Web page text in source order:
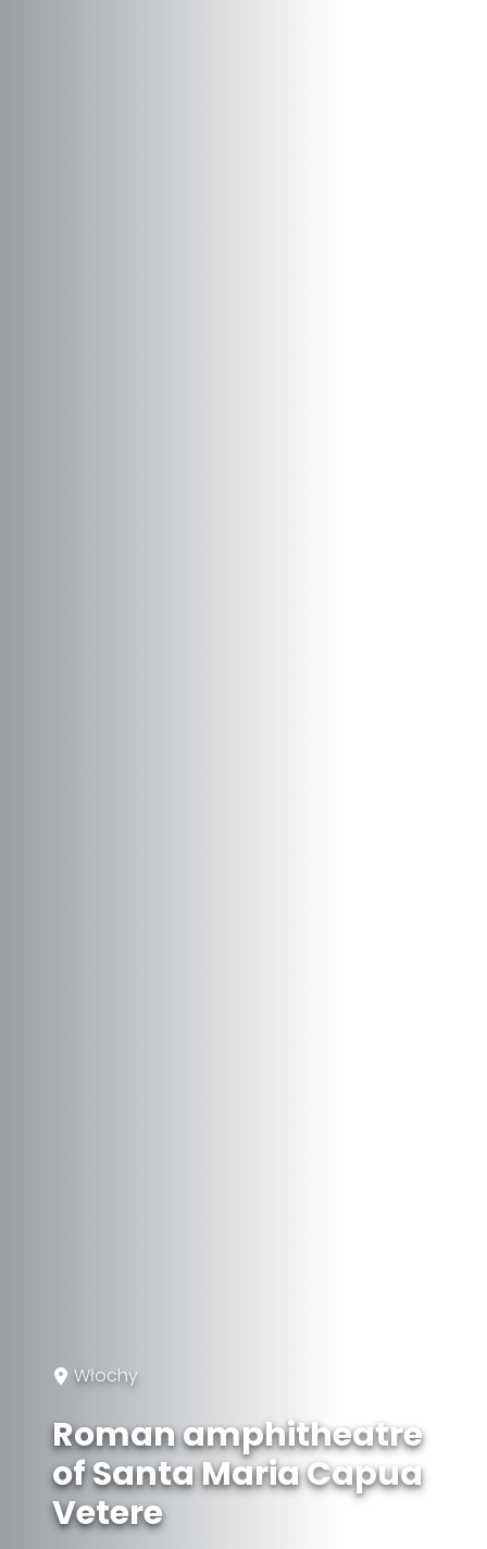
Włochy
Roman amphitheatre
of Santa Maria Capua
Vetere